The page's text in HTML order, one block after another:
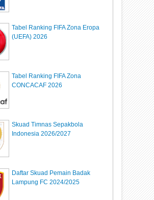
Tabel Ranking FIFA Zona Eropa
(UEFA) 2026
Tabel Ranking FIFA Zona
CONCACAF 2026
Skuad Timnas Sepakbola
Indonesia 2026/2027
Daftar Skuad Pemain Badak
Lampung FC 2024/2025